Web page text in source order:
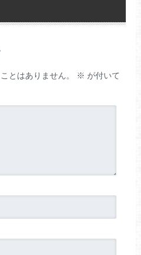
とはありません。 ※ が付いて